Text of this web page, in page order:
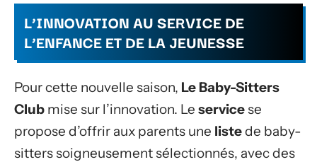
L’INNOVATION AU SERVICE DE
L’ENFANCE ET DE LA JEUNESSE
Pour cette nouvelle saison, Le Baby-Sitters
Club mise sur l’innovation. Le servicese
propose d’offrir aux parents une listede baby-
sitters soigneusement sélectionnés, avec des